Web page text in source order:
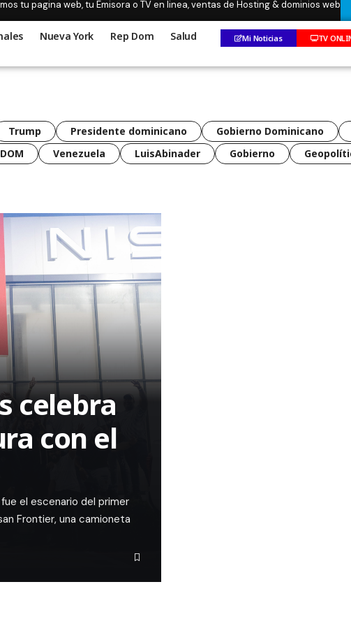
tu pagina web, tu Emisora o TV en linea, ventas de Hosting & dominios web
Nueva York Rep Dom Salud Mi Noticias TV
Trump Presidente dominicano Gobierno Dominicano
Venezuela LuisAbinader Gobierno
celebra
con el
el escenario del primer
Frontier, una camioneta